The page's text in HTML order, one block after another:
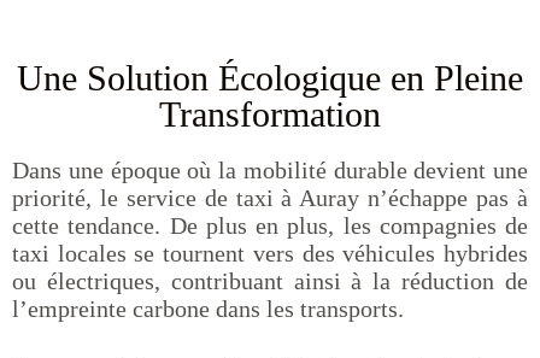
Une Solution Écologique en Pleine
Transformation
Dans une époque où la mobilité durable devient une
priorité, le service de taxi à Auray n’échappe pas à
cette tendance. De plus en plus, les compagnies de
taxi locales se tournent vers des véhicules hybrides
ou électriques, contribuant ainsi à la réduction de
l’empreinte carbone dans les transports.